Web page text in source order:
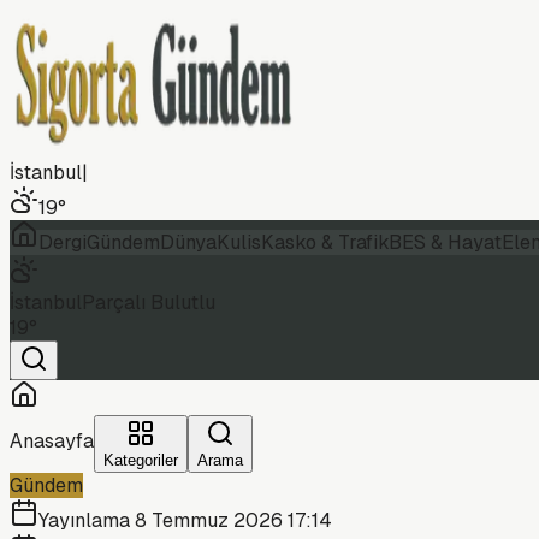
İstanbul|
19°
DergiGündemDünyaKulisKasko & TrafikBES & Hayat
Anasayfa
Kategoriler Arama
Gündem
Yayınlama8 Temmuz 2026 17:14